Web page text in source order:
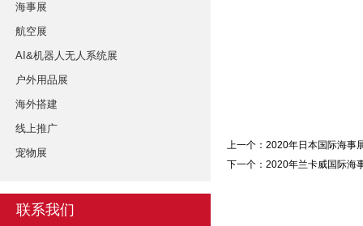
海事展
航空展
AI&机器人无人系统展
户外用品展
海外搭建
线上推广
宠物展
联系我们
上一个： 2020年日本国际海事
下一个： 2020年兰卡威国际海